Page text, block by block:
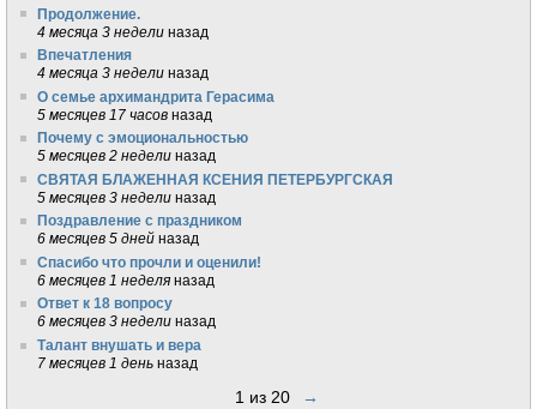
Продолжение.
4 месяца 3 недели назад
Впечатления
4 месяца 3 недели назад
О семье архимандрита Герасима
5 месяцев 17 часов назад
Почему с эмоциональностью
5 месяцев 2 недели назад
СВЯТАЯ БЛАЖЕННАЯ КСЕНИЯ ПЕТЕРБУРГСКАЯ
5 месяцев 3 недели назад
Поздравление с праздником
6 месяцев 5 дней назад
Спасибо что прочли и оценили!
6 месяцев 1 неделя назад
Ответ к 18 вопросу
6 месяцев 3 недели назад
Талант внушать и вера
7 месяцев 1 день назад
1 из 20 →